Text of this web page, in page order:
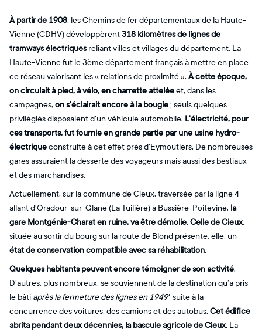
À partir de 1908, les Chemins de fer départementaux de la Haute-
Vienne (CDHV) développèrent318 kilomètres de lignes de
tramways électriquesreliant villes et villages du département. La
Haute-Vienne fut le 3ème département français à mettre en place
ce réseau valorisant les « relations de proximité ». À cette époque,
on circulait à pied, à vélo, en charrette atteléeet, dans les
campagnes, on s'éclairait encore à la bougie; seuls quelques
privilégiés disposaient d'un véhicule automobile. L'électricité, pour
ces transports, fut fournie en grande partie par une usine hydro-
électriqueconstruite à cet effet près d'Eymoutiers. De nombreuses
gares assuraient la desserte des voyageurs mais aussi des bestiaux
et des marchandises.
Actuellement, sur la commune de Cieux, traversée par la ligne 4
allant d'Oradour-sur-Glane (La Tuilière) à Bussière-Poitevine, la
gare Montgénie-Charat en ruine, va être démolie. Celle de Cieux,
située au sortir du bourg sur la route de Blond présente, elle, un
état de conservation compatible avec sa réhabilitation.
Quelques habitants peuvent encore témoigner de son activité.
D’autres, plus nombreux, se souviennent de la destination qu’a pris
le bâti après la fermeture des lignes en 1949* suite à la
concurrence des voitures, des camions et des autobus. Cet édifice
abrita pendant deux décennies, la bascule agricole de Cieux. La